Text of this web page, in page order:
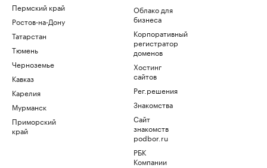
Пермский край
Ростов-на-Дону
Татарстан
Тюмень
Черноземье
Кавказ
Карелия
Мурманск
Приморский
край
Облако для
бизнеса
Корпоративный
регистратор
доменов
Хостинг
сайтов
Рег.решения
Знакомства
Сайт
знакомств
podbor.ru
РБК
Компании